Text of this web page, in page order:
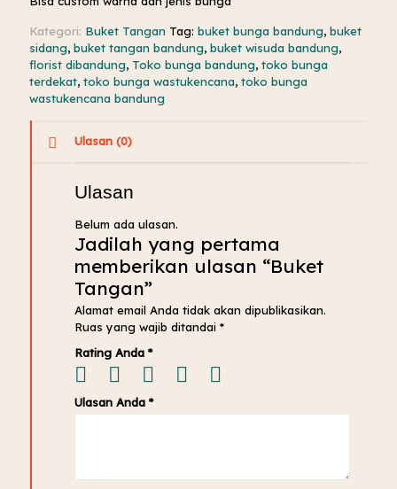
Kategori: Buket Tangan Tag: buket bunga bandung, buket
sidang, buket tangan bandung, buket wisuda bandung,
florist dibandung, Toko bunga bandung, toko bunga
terdekat, toko bunga wastukencana, toko bunga
wastukencana bandung
Ulasan (0)
Ulasan
Belum ada ulasan.
Jadilah yang pertama
memberikan ulasan “Buket
Tangan”
Alamat email Anda tidak akan dipublikasikan.
Ruas yang wajib ditandai *
Rating Anda *
Ulasan Anda *